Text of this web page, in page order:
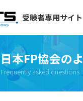
受験者専用サイト
日本FP協会の
Frequently asked questions